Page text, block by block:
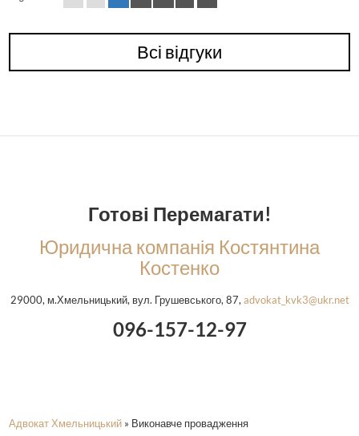
Всі відгуки
Готові Перемагати!
Юридична компанія Костянтина
Костенко
29000, м.Хмельницький, вул. Грушевського, 87,advokat_kvk3@ukr.net
096-157-12-97
Адвокат Хмельницький » Виконавче провадження